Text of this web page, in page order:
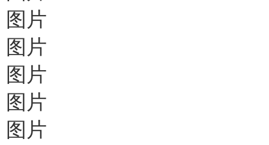
图片
图片
图片
图片
图片